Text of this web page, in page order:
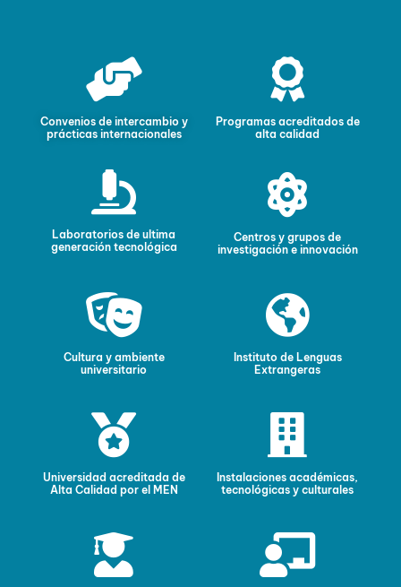
Convenios de intercambio y
prácticas internacionales
Programas acreditados de
alta calidad
Laboratorios de ultima
generación tecnológica
Centros y grupos de
investigación e innovación
Cultura y ambiente
universitario
Instituto de Lenguas
Extrangeras
Universidad acreditada de
Alta Calidad por el MEN
Instalaciones académicas,
tecnológicas y culturales